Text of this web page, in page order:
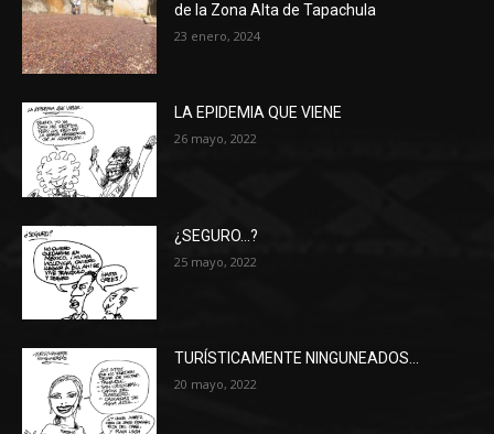
de la Zona Alta de Tapachula
23 enero, 2024
LA EPIDEMIA QUE VIENE
26 mayo, 2022
¿SEGURO…?
25 mayo, 2022
TURÍSTICAMENTE NINGUNEADOS…
20 mayo, 2022